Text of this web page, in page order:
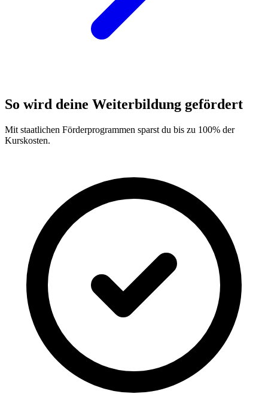
So wird deine Weiterbildung gefördert
Mit staatlichen Förderprogrammen sparst du bis zu 100% der
Kurskosten.